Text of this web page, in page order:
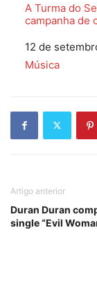
A Turma do
campanha de
Data
12 de
Em relação a
Música
Artigo anterior
Duran Duran
single “Evil